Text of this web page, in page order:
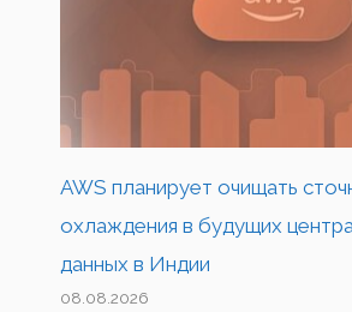
AWS планирует очищать
охлаждения в будущих
данных в Индии
08.08.2026